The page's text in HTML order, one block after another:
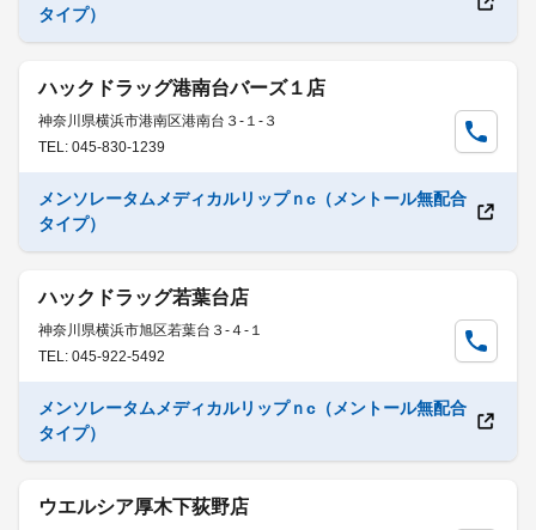
タイプ）
ハックドラッグ港南台バーズ１店
神奈川県横浜市港南区港南台３-１-３
TEL: 045-830-1239
メンソレータムメディカルリップｎc（メントール無配合
タイプ）
ハックドラッグ若葉台店
神奈川県横浜市旭区若葉台３-４-１
TEL: 045-922-5492
メンソレータムメディカルリップｎc（メントール無配合
タイプ）
ウエルシア厚木下荻野店